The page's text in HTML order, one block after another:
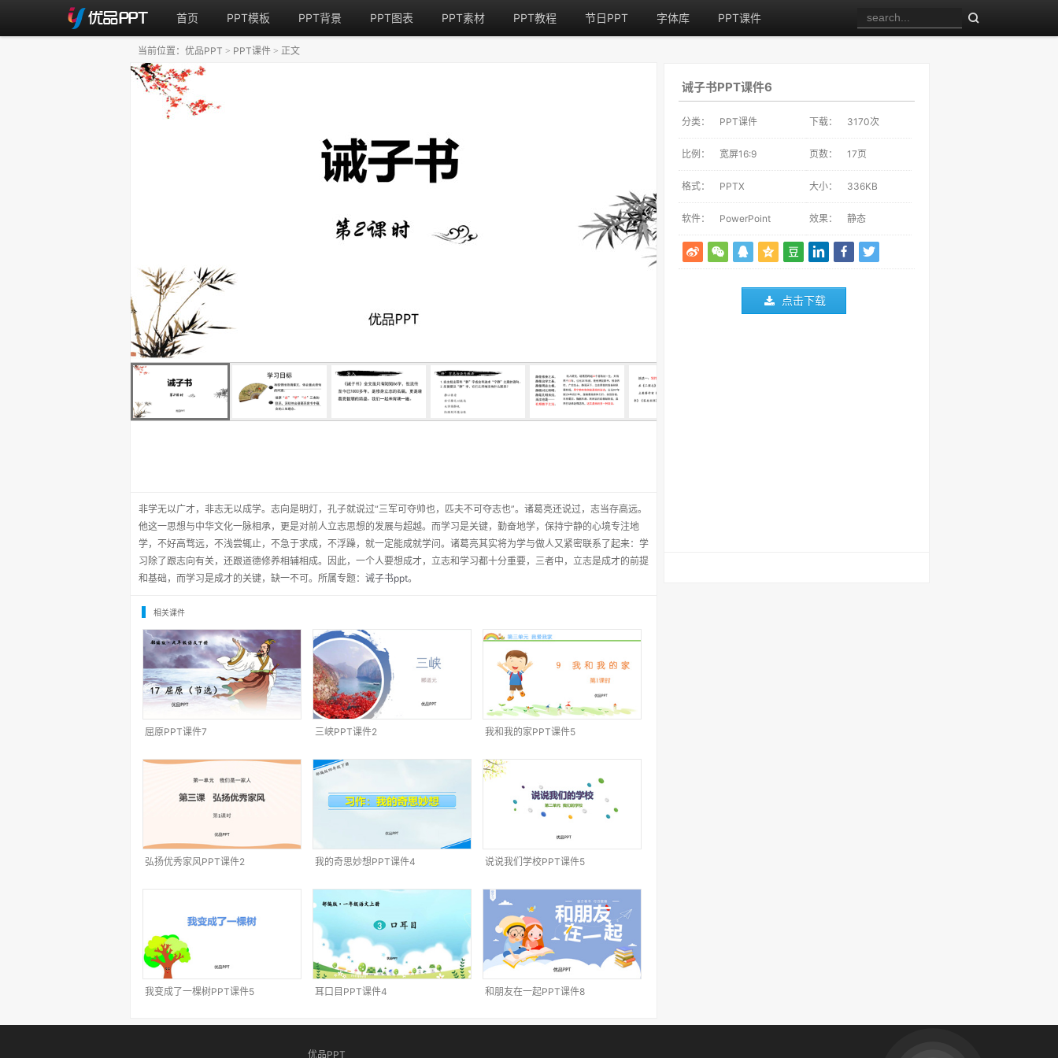
首页 PPT模板 PPT背景 PPT图表 PPT素材 PPT教程 节日PPT 字体库 PPT课件
诫子书PPT课件6
分类： PPT课件 下载： 3170次
比例： 宽屏16:9 页数： 17页
格式： PPTX 大小： 336KB
软件： PowerPoint 效果： 静态
点击下载
非学无以广才，非志无以成学。志向是明灯，孔子就说过“三军可夺帅也，匹夫不可夺志也”。诸葛亮还说过，志当存高远。
他这一思想与中华文化一脉相承，更是对前人立志思想的发展与超越。而学习是关键，勤奋地学，保持宁静的心境专注地
学，不好高骛远，不浅尝辄止，不急于求成，不浮躁，就一定能成就学问。诸葛亮其实将为学与做人又紧密联系了起来：学
习除了跟志向有关，还跟道德修养相辅相成。因此，一个人要想成才，立志和学习都十分重要，三者中，立志是成才的前提
和基础，而学习是成才的关键，缺一不可。所属专题： 诫子书ppt。
当前位置： 优品PPT > PPT课件 > 正文
相关课件
屈原PPT课件7 三峡PPT课件2 我和我的家PPT课件5
弘扬优秀家风PPT课件2 我的奇思妙想PPT课件4 说说我们学校PPT课件5
我变成了一棵树PPT课件5 耳口目PPT课件4 和朋友在一起PPT课件8
优品PPT